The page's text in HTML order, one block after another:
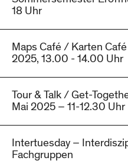
18 Uhr
Maps Café / Karten
2025, 13.00 - 14.00 Uhr
Tour & Talk / Get-
Mai 2025 – 11-12.30 Uhr
Intertuesday –
Fachgruppen